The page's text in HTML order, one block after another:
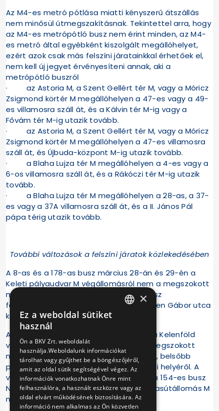
Az M4-es metró pótlása miatti kényszerű átszállás
nem minősül útmegszakításnak. Tekintettel arra, hogy
az M4-es metrópótló busz nem érint minden, az M4-
es metró által egyébként kiszolgált megállóhelyet,
ezért azok csak más felszíni járatainkkal érhetőek el,
nem kell új jegyet érvényesíteni annak, aki a
metrópótló buszról
· az Astoria M, a Szent Gellért tér M, vagy a Móricz
Zsigmond körtér M megállóhelyen a 47-es vagy a 49-
es villamosra száll át, és a Kálvin tér M-ig vagy a
Fővám tér M-ig utazik tovább.
· az Astoria M, a Szent Gellért tér M, vagy a Móricz
Zsigmond körtér M megállóhelyen a 47-es villamosra
száll át, és Újbuda-központ M-ig utazik tovább.
· a Blaha Lujza tér M megállóhelyen a 4-es vagy a
6-os villamosra száll át, és a Rákóczi tér M-ig utazik
tovább.
· a Blaha Lujza tér M megállóhelyen a 28-as, a 37-
es vagy a 37A villamosra száll át, és a II. János Pál
pápa térig utazik tovább.
További változások a felszíni járatok közlekedésében
A 8-as és a 178-as busz március 28-án és 29-én a
Keleti pályaudvar M végállomásról nem a megszokott
megállóhelyéről, hanem a 79-es trolibusz
felszállóhelyéről (a Thököly úton a Bethlen Gábor utca
kereszteződése előtt) indul.
A 103-as busz március 28-án és 29-én a Kelenföld
vasútállomás M végállomásról nem a megszokott
megállóhelyéről, hanem a mellette lévő, belsőbb
peronról, a vonatpótló autóbusz indulási helyéről. A
vonatpótló busz ebben az időszakban a 154-es busz
Neumann János utca irányú Kelenföld vasútállomás M
megállóhelyéről indul.
×
Ez a weboldal sütiket
használ
Ön a BKV Zrt. weboldalát
használja.Weboldalunk információkat
tárolhat vagy gyűjthet be a böngészőjéről,
amit az oldal sütik segítségével végez. Az
információk vonatkozhatnak Önre mint
felhasználóra, a használt eszközre vagy az
oldal elvárt működésének biztosítására. Az
információ nem alkalmas az Ön közvetlen